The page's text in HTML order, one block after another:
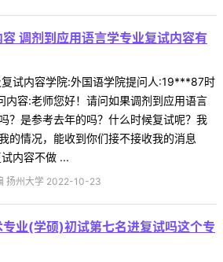
调剂到应用语言学专业复试内容有
试内容学院:外国语学院提问人:19***87时
容:老师您好！请问如果调剂到应用语言
？是参考去年的吗？什么时候复试呢？我
的情况，能收到你们接不接收我的消息
内容不做 ...
扬州大学 2022-10-23
业(学硕)初试第七名进复试吗这个专